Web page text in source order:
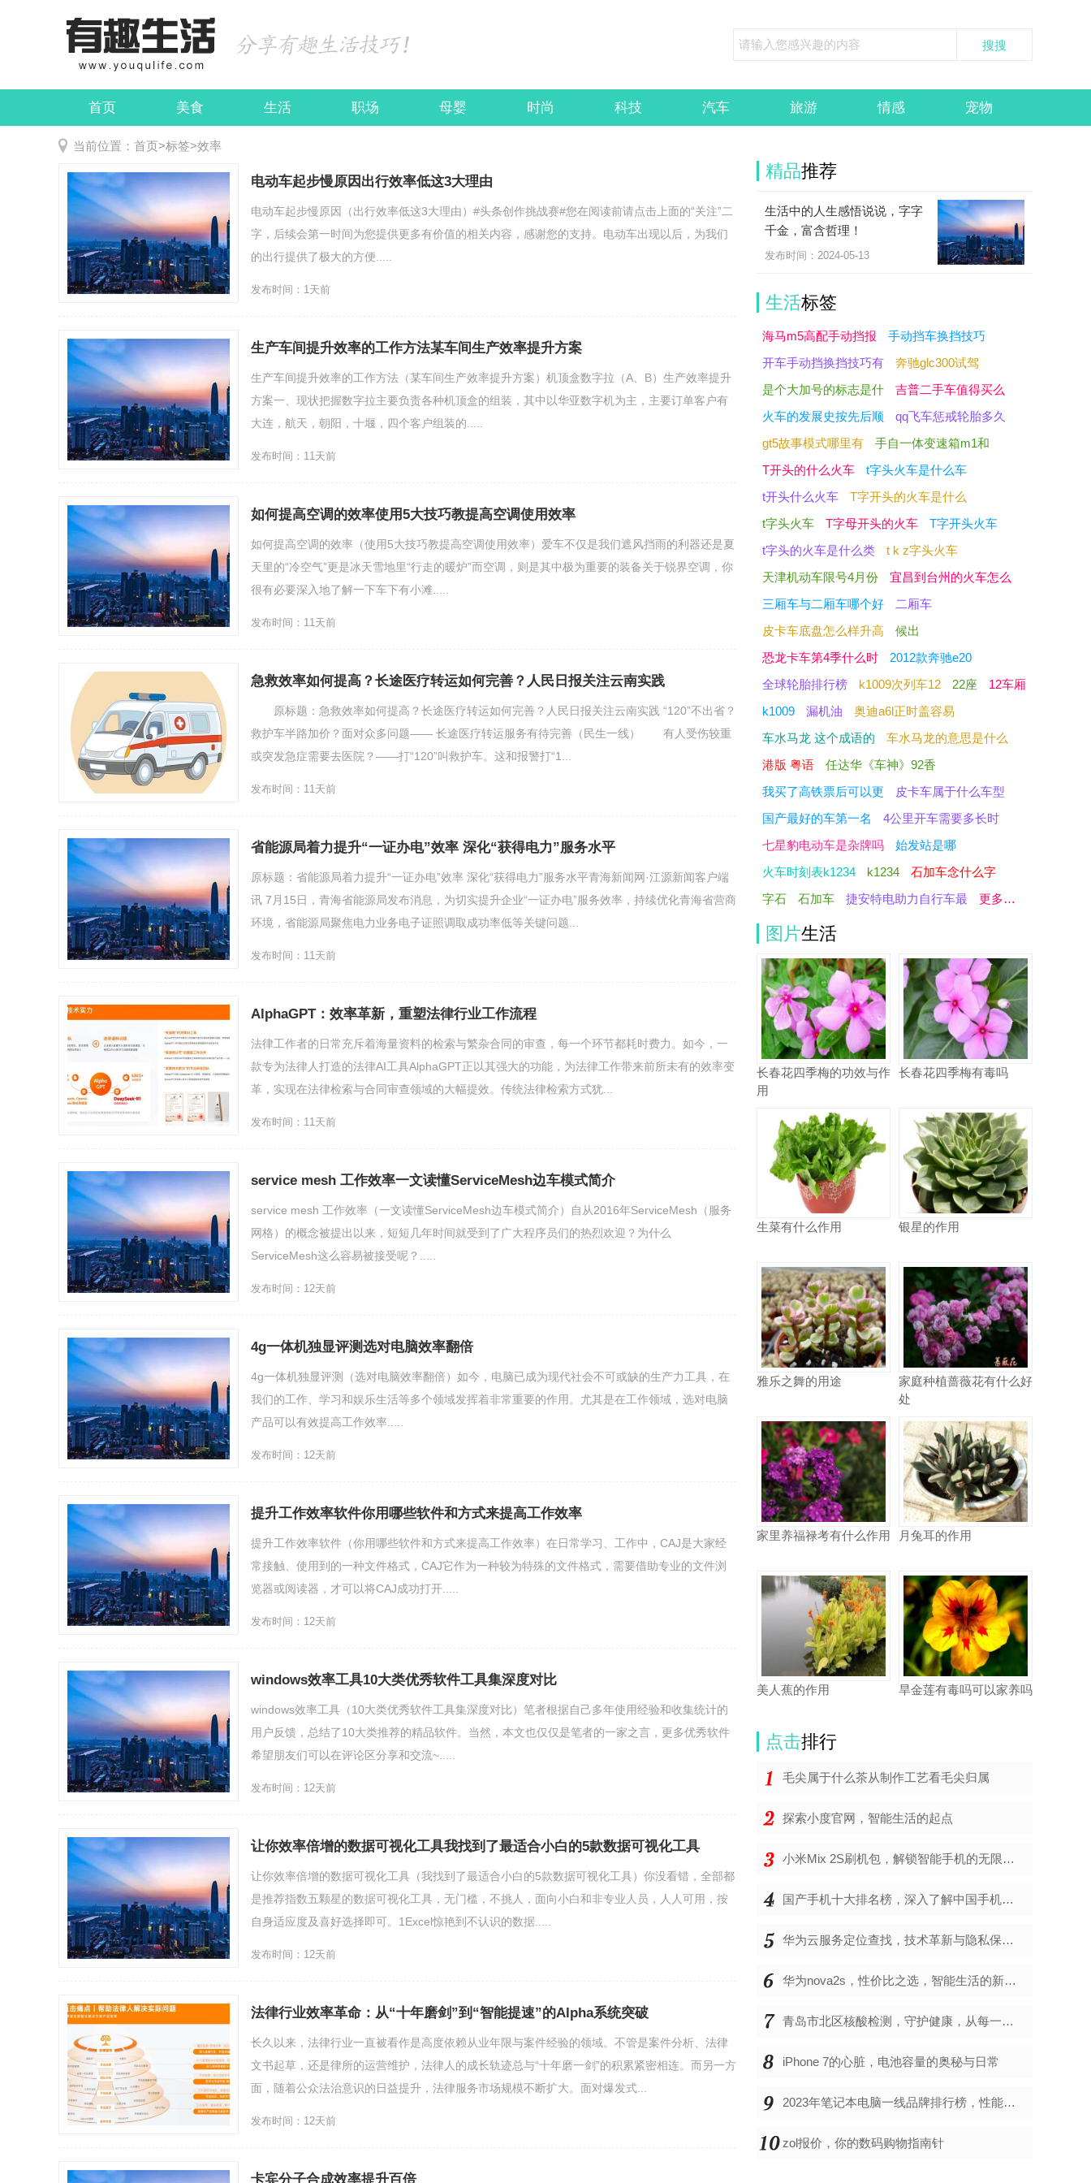
首页 美食 生活 职场 母婴 时尚 科技 汽车 旅游 情感 宠物
娱乐 民俗
当前位置： 首页>标签>效率
电动车起步慢原因出行效率低这3大理由
电动车起步慢原因（出行效率低这3大理由）#头条创作挑战赛#您在阅读前请点击上面的“关注”二
字，后续会第一时间为您提供更多有价值的相关内容，感谢您的支持。电动车出现以后，为我们
的出行提供了极大的方便.....
发布时间：1天前
生产车间提升效率的工作方法某车间生产效率提升方案
生产车间提升效率的工作方法（某车间生产效率提升方案）机顶盒数字拉（A、B）生产效率提升
方案一、现状把握数字拉主要负责各种机顶盒的组装，其中以华亚数字机为主，主要订单客户有
大连，航天，朝阳，十堰，四个客户组装的.....
发布时间：11天前
如何提高空调的效率使用5大技巧教提高空调使用效率
如何提高空调的效率（使用5大技巧教提高空调使用效率）爱车不仅是我们遮风挡雨的利器还是夏
天里的“冷空气”更是冰天雪地里“行走的暖炉”而空调，则是其中极为重要的装备关于锐界空调，你
很有必要深入地了解一下车下有小滩.....
发布时间：11天前
急救效率如何提高？长途医疗转运如何完善？人民日报关注云南实践
原标题：急救效率如何提高？长途医疗转运如何完善？人民日报关注云南实践 “120”不出省？
救护车半路加价？面对众多问题—— 长途医疗转运服务有待完善（民生一线） 有人受伤较重
或突发急症需要去医院？——打“120”叫救护车。这和报警打“1...
发布时间：11天前
省能源局着力提升“一证办电”效率 深化“获得电力”服务水平
原标题：省能源局着力提升“一证办电”效率 深化“获得电力”服务水平青海新闻网·江源新闻客户端
讯 7月15日，青海省能源局发布消息，为切实提升企业“一证办电”服务效率，持续优化青海省营商
环境，省能源局聚焦电力业务电子证照调取成功率低等关键问题...
发布时间：11天前
AlphaGPT：效率革新，重塑法律行业工作流程
法律工作者的日常充斥着海量资料的检索与繁杂合同的审查，每一个环节都耗时费力。如今，一
款专为法律人打造的法律AI工具AlphaGPT正以其强大的功能，为法律工作带来前所未有的效率变
革，实现在法律检索与合同审查领域的大幅提效。传统法律检索方式犹...
发布时间：11天前
service mesh 工作效率一文读懂ServiceMesh边车模式简介
service mesh 工作效率（一文读懂ServiceMesh边车模式简介）自从2016年ServiceMesh（服务
网格）的概念被提出以来，短短几年时间就受到了广大程序员们的热烈欢迎？为什么
ServiceMesh这么容易被接受呢？.....
发布时间：12天前
4g一体机独显评测选对电脑效率翻倍
4g一体机独显评测（选对电脑效率翻倍）如今，电脑已成为现代社会不可或缺的生产力工具，在
我们的工作、学习和娱乐生活等多个领域发挥着非常重要的作用。尤其是在工作领域，选对电脑
产品可以有效提高工作效率.....
发布时间：12天前
提升工作效率软件你用哪些软件和方式来提高工作效率
提升工作效率软件（你用哪些软件和方式来提高工作效率）在日常学习、工作中，CAJ是大家经
常接触、使用到的一种文件格式，CAJ它作为一种较为特殊的文件格式，需要借助专业的文件浏
览器或阅读器，才可以将CAJ成功打开.....
发布时间：12天前
windows效率工具10大类优秀软件工具集深度对比
windows效率工具（10大类优秀软件工具集深度对比）笔者根据自己多年使用经验和收集统计的
用户反馈，总结了10大类推荐的精品软件。当然，本文也仅仅是笔者的一家之言，更多优秀软件
希望朋友们可以在评论区分享和交流~.....
发布时间：12天前
让你效率倍增的数据可视化工具我找到了最适合小白的5款数据可视化工具
让你效率倍增的数据可视化工具（我找到了最适合小白的5款数据可视化工具）你没看错，全部都
是推荐指数五颗星的数据可视化工具，无门槛，不挑人，面向小白和非专业人员，人人可用，按
自身适应度及喜好选择即可。1Excel惊艳到不认识的数据.....
发布时间：12天前
法律行业效率革命：从“十年磨剑”到“智能提速”的Alpha系统突破
长久以来，法律行业一直被看作是高度依赖从业年限与案件经验的领域。不管是案件分析、法律
文书起草，还是律所的运营维护，法律人的成长轨迹总与“十年磨一剑”的积累紧密相连。而另一方
面，随着公众法治意识的日益提升，法律服务市场规模不断扩大。面对爆发式...
发布时间：12天前
卡宾分子合成效率提升百倍
精品推荐
生活中的人生感悟说说，字字
千金，富含哲理！
发布时间：2024-05-13
生活标签
海马m5高配手动挡报
手动挡车换挡技巧
开车手动挡换挡技巧有
奔驰glc300试驾
是个大加号的标志是什
吉普二手车值得买么
火车的发展史按先后顺
qq飞车惩戒轮胎多久
gt5故事模式哪里有
手自一体变速箱m1和
T开头的什么火车
t字头火车是什么车
t开头什么火车
T字开头的火车是什么
t字头火车
T字母开头的火车
T字开头火车
t字头的火车是什么类
t k z字头火车
天津机动车限号4月份
宜昌到台州的火车怎么
三厢车与二厢车哪个好
二厢车
皮卡车底盘怎么样升高
候出
恐龙卡车第4季什么时
2012款奔驰e20
全球轮胎排行榜
k1009次列车12 22座
12车厢
k1009
漏机油
奥迪a6l正时盖容易
车水马龙 这个成语的
车水马龙的意思是什么
港版 粤语
任达华《车神》92香
我买了高铁票后可以更
皮卡车属于什么车型
国产最好的车第一名
4公里开车需要多长时
七星豹电动车是杂牌吗
始发站是哪
火车时刻表k1234
k1234
石加车念什么字
字石
石加车 捷安特电助力自行车最 更多…
图片生活
长春花四季梅的功效与作
用
长春花四季梅有毒吗
生菜有什么作用 银星的作用
雅乐之舞的用途
家庭种植蔷薇花有什么好
处
家里养福禄考有什么作用 月兔耳的作用
美人蕉的作用 旱金莲有毒吗可以家养吗
点击排行
毛尖属于什么茶从制作工艺看毛尖归属
探索小度官网，智能生活的起点
小米Mix 2S刷机包，解锁智能手机的无限可能
国产手机十大排名榜，深入了解中国手机市场的佼佼者
华为云服务定位查找，技术革新与隐私保护的双重奏
华为nova2s，性价比之选，智能生活的新伙伴
青岛市北区核酸检测，守护健康，从每一次检测开始
iPhone 7的心脏，电池容量的奥秘与日常
2023年笔记本电脑一线品牌排行榜，性能、创新与用户满意度的综合考量
zol报价，你的数码购物指南针